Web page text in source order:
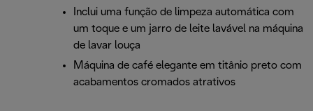
Inclui uma função de limpeza automática com
um toque e um jarro de leite lavável na máquina
de lavar louça
Máquina de café elegante em titânio preto com
acabamentos cromados atrativos